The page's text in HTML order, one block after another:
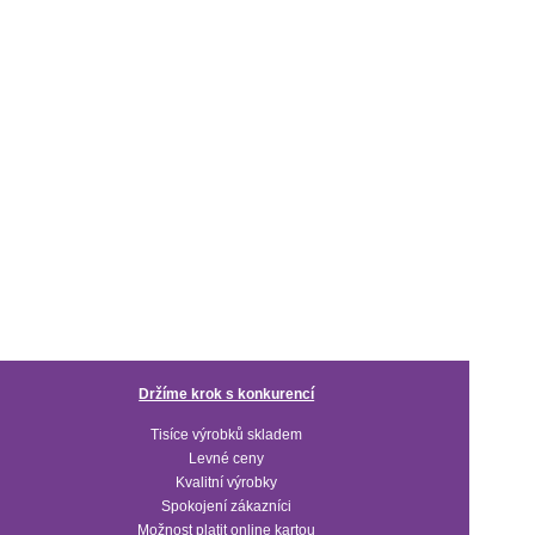
Držíme krok s konkurencí
Tisíce výrobků skladem
Levné ceny
Kvalitní výrobky
Spokojení zákazníci
Možnost platit online kartou